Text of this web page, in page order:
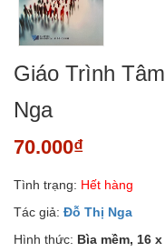
Giáo Trình
Nga
70.000₫
Tình trạng: Hết hàng
Tác giả: Đỗ Thị Nga
Hình thức: Bìa mềm, 16